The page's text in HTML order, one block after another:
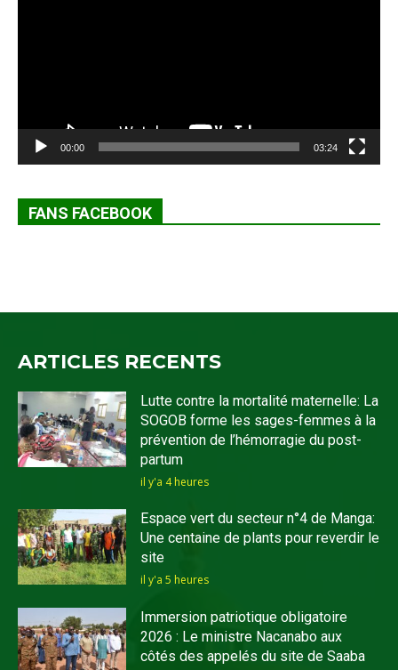
00:00 03:24
FANS FACEBOOK
ARTICLES RECENTS
Lutte contre la mortalité maternelle: La
SOGOB forme les sages-femmes à la
prévention de l’hémorragie du post-
partum
il y'a 4 heures
Espace vert du secteur n°4 de Manga:
Une centaine de plants pour reverdir le
site
il y'a 5 heures
Immersion patriotique obligatoire
2026 : Le ministre Nacanabo aux
côtés des appelés du site de Saaba